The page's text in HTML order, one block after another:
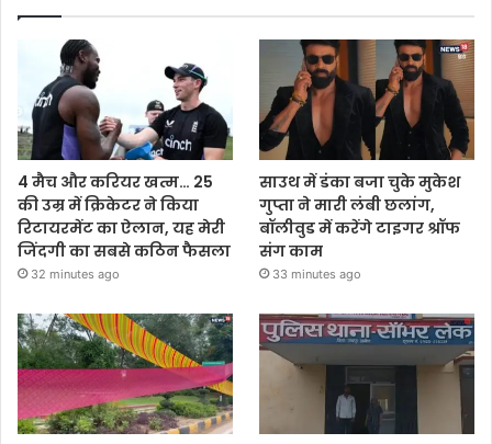
4 मैच और करियर खत्म… 25
की उम्र में क्रिकेटर ने किया
रिटायरमेंट का ऐलान, यह मेरी
जिंदगी का सबसे कठिन फैसला
32 minutes ago
साउथ में डंका बजा चुके मुकेश
गुप्ता ने मारी लंबी छलांग,
बॉलीवुड में करेंगे टाइगर श्रॉफ
संग काम
33 minutes ago